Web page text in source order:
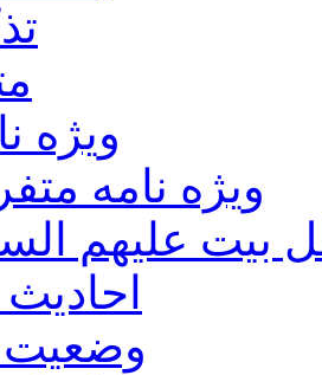
ويژه
ويژه نامه
بيت عليهم